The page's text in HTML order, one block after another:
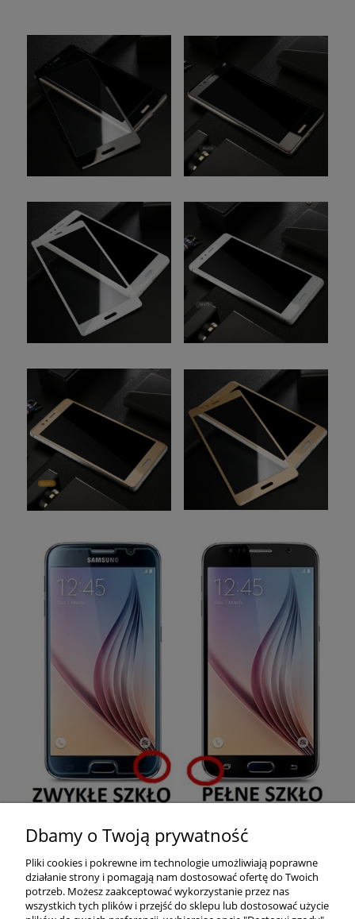
Pomoc
Moje konto
Dbamy o Twoją prywatność
Pliki cookies i pokrewne im technologie umożliwiają poprawne
działanie strony i pomagają nam dostosować ofertę do Twoich
potrzeb. Możesz zaakceptować wykorzystanie przez nas
wszystkich tych plików i przejść do sklepu lub dostosować użycie